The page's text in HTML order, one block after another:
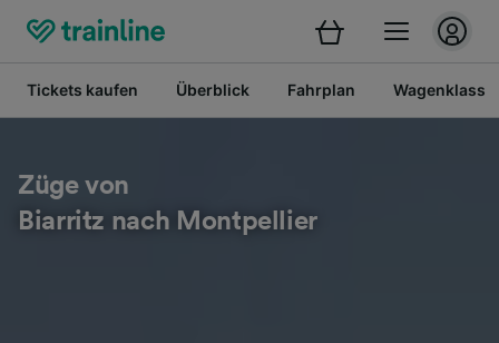
Tickets kaufen Überblick Fahrplan
Züge von
Biarritz nach Montpellier